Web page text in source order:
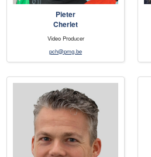
Pieter
Cherlet
Video Producer
pch@pmg.be